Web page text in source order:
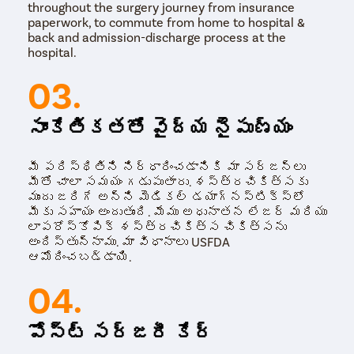
చేస్తారు. ఇది పొత్తికడుపులో ఏ ఇతర అవయవానికి
గాయం కాకుండా అండాశయాల నుండి తిత్తులను ఖచ్చితంగా
తొలగించడానికి సర్జన్‌ని అనుమతిస్తుంది.
throughout the surgery journey from insurance
paperwork, to commute from home to hospital &
back and admission-discharge process at the
hospital.
03.
సాంకేతికతతో వైద్య నైపుణ్యం
మీ పరిస్థితిని నిర్ధారించడానికి మా సర్జన్లు
మీతో చాలా సమయం గడుపుతారు. శస్త్రచికిత్సకు
ముందు జరిగే అన్ని మెడికల్ డయాగ్నస్టిక్స్‌లో
మీకు సహాయం అందుతుంది. మేము అధునాతన లేజర్ మరియు
లాపరోస్కోపిక్ శస్త్రచికిత్స చికిత్సను
అందిస్తున్నాము. మా విధానాలు USFDA
ఆమోదించబడ్డాయి.
04.
పోస్ట్ సర్జరీ కేర్